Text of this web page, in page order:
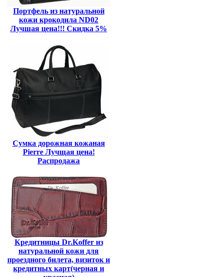
Портфель из натуральной
кожи крокодила ND02
Лучшая цена!!! Скидка 5%
Сумка дорожная кожаная
Pierre Лучщая цена!
Распродажа
Кредитницы Dr.Koffer из
натуральной кожи для
проездного билета, визиток и
кредитных карт(черная и